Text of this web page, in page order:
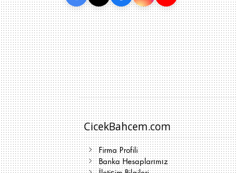
CicekBahcem.com
Firma Profili
Banka Hesaplarımız